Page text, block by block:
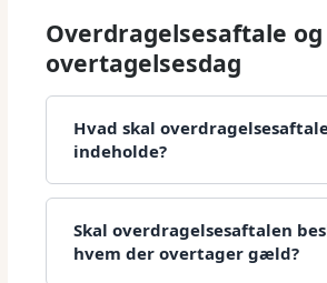
Overdragelsesaftale og
overtagelsesdag
Hvad skal
indeholde?
Skal overdragelsesaftalen
hvem der overtager gæld?